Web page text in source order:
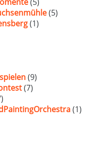
(5)
(1)
(9)
(7)
(1)